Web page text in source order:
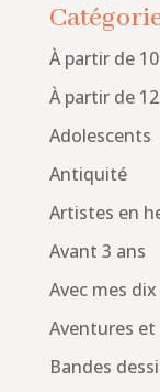
À partir de
À partir de
Adolescents
Antiquité
Artistes en
Avant 3 ans
Avec mes
Aventures
Bandes